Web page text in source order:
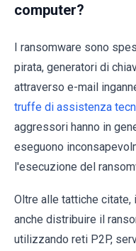
computer?
I ransomware sono
pirata, generatori di
attraverso e-mail
truffe di assistenza
aggressori hanno in
eseguono
l'esecuzione del
Oltre alle tattiche
anche distribuire il
utilizzando reti P2P,